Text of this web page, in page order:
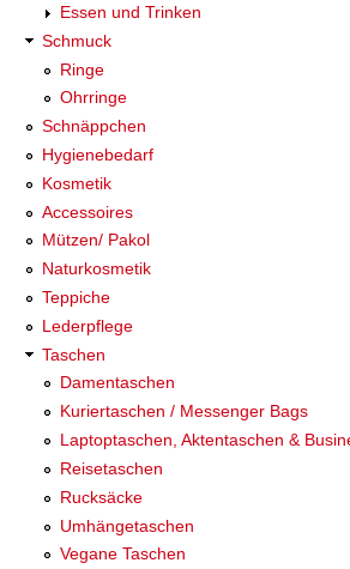
Essen und Trinken
Schmuck
Ringe
Ohrringe
Schnäppchen
Hygienebedarf
Kosmetik
Accessoires
Mützen/ Pakol
Naturkosmetik
Teppiche
Lederpflege
Taschen
Damentaschen
Kuriertaschen / Messenger Bags
Laptoptaschen, Aktentaschen &
Reisetaschen
Rucksäcke
Umhängetaschen
Vegane Taschen